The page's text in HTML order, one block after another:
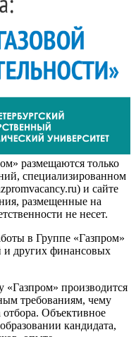
размещаются только
специализированном
и сайте
размещенные на
не несет.
в Группе «Газпром»
и других финансовых
«Газпром» производится
требованиям, чему
отбора. Объективное
кандидата,